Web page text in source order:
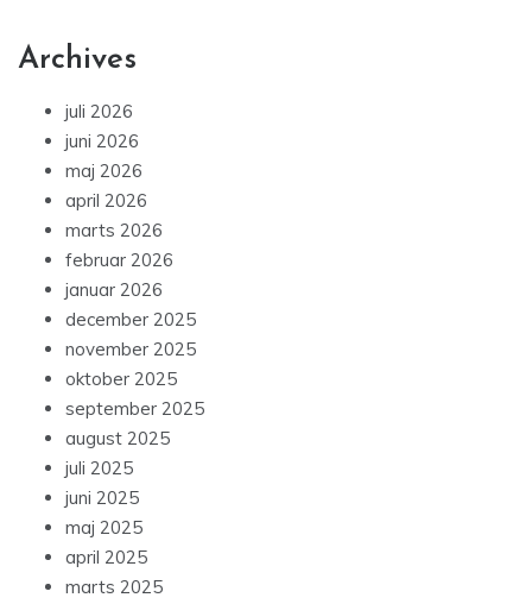
Archives
juli 2026
juni 2026
maj 2026
april 2026
marts 2026
februar 2026
januar 2026
december 2025
november 2025
oktober 2025
september 2025
august 2025
juli 2025
juni 2025
maj 2025
april 2025
marts 2025